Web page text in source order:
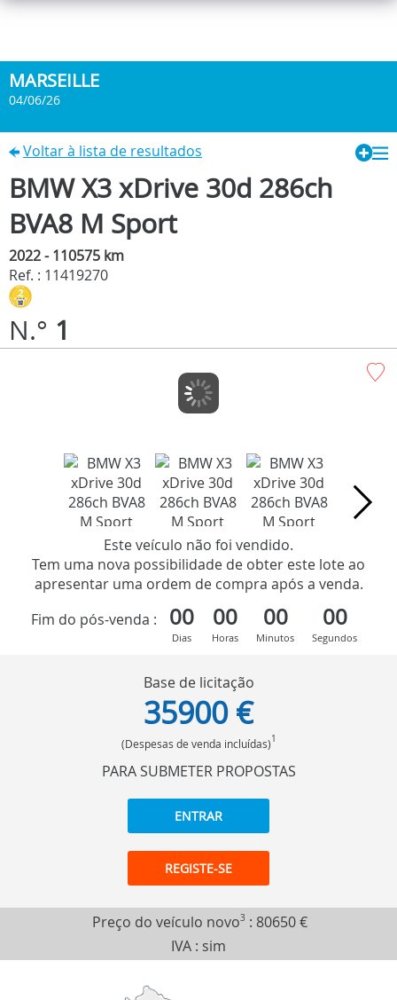
MARSEILLE
04/06/26
Voltar à lista de resultados
BMW X3 xDrive 30d 286ch
BVA8 M Sport
2022 - 110575 km
Ref. : 11419270
N.° 1
Este veículo não foi vendido.
Tem uma nova possibilidade de obter este lote ao
apresentar uma ordem de compra após a venda.
Fim do pós-venda :
00
Dias
00
Horas
00
Minutos
00
Segundos
Base de licitação
35900 €
(Despesas de venda incluídas)1
PARA SUBMETER PROPOSTAS
ENTRAR
REGISTE-SE
Preço do veículo novo3 : 80650 €
IVA : sim